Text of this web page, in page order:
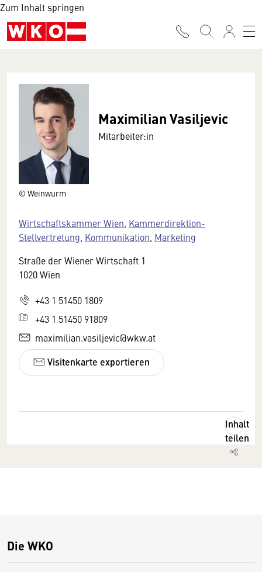
Zum Inhalt springen
© Weinwurm
Maximilian Vasiljevic
Mitarbeiter:in
Wirtschaftskammer Wien Kammerdirektion-
Stellvertretung Kommunikation Marketing
Straße der Wiener Wirtschaft 1
1020 Wien
+43 1 51450 1809
+43 1 51450 91809
maximilian.vasiljevic@wkw.at
Visitenkarte exportieren
Inhalt
teilen
Die WKO